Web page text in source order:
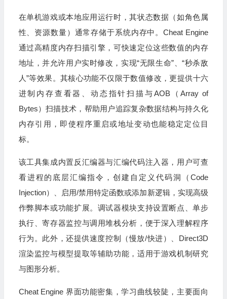
在单机游戏或本地应用运行时，其状态数据（如角色属
性、资源数量）通常存储于系统内存中。Cheat Engine
通过高精度内存扫描引擎，可快速定位这些数值的内存
地址，并允许用户实时修改，实现“无限生命”、“秒杀敌
人”等效果。其核心功能不仅限于数值修改，更提供十六
进制内存查看器、动态指针扫描与AOB（Array of
Bytes）扫描技术，帮助用户追踪复杂数据结构与持久化
内存引用，即使程序重启或地址变动也能稳定定位目
标。
该工具集成内置反汇编器与汇编代码注入器，用户可查
看进程的底层汇编指令，创建自定义代码洞（Code
Injection）、启用/禁用特定函数或添加新逻辑，实现高级
作弊脚本或功能扩展。调试器模块支持设置断点、单步
执行、寄存器监控与调用堆栈分析，便于深入理解程序
行为。此外，还提供速度控制（慢放/快进）、Direct3D
渲染监控与模型提取等辅助功能，适用于游戏机制研究
与图形分析。
Cheat Engine 界面功能密集，学习曲线较陡，主要面向